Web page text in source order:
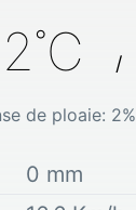
˚C /
de ploaie: 2%
0 mm